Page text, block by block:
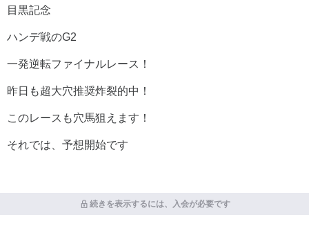
目黒記念
ハンデ戦のG2
一発逆転ファイナルレース！
昨日も超大穴推奨炸裂的中！
このレースも穴馬狙えます！
それでは、予想開始です
続きを表示するには、入会が必要です